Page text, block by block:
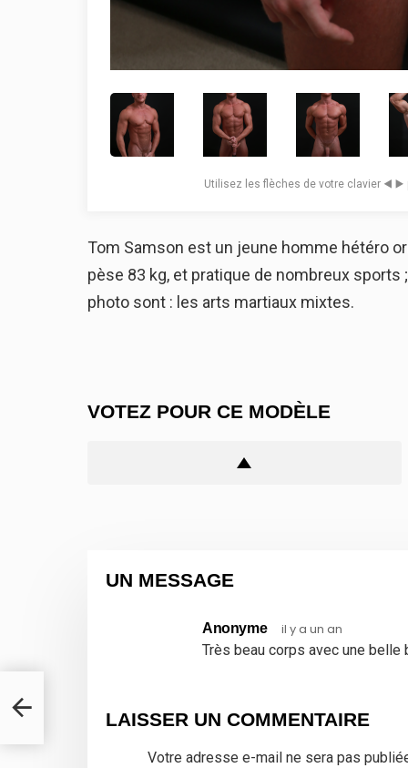
Utilisez les flèches de votre clavier ◀️ ▶️
Tom Samson est un jeune homme hétéro
pèse 83 kg, et pratique de nombreux
photo sont : les arts martiaux mixtes.
VOTEZ POUR CE MODÈLE
UN MESSAGE
Anonyme
il y a un an
Très beau corps avec une belle
LAISSER UN COMMENTAIRE
Votre adresse e-mail ne sera pas